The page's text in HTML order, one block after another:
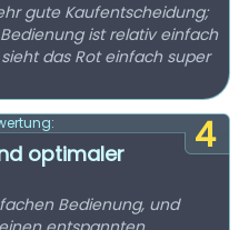
gute Kaufentscheidung;
ist relativ einfach
das Rot einfach super
4
optimaler
Bedienung, und